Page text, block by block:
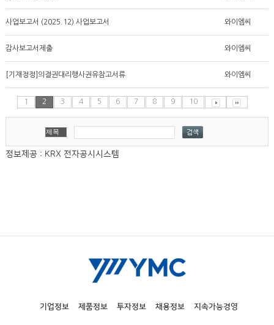
사업보고서 (2025.12) 사업보고서 와이엠씨
감사보고서제출 와이엠씨
[기재정정]의결권대리행사권유참고서류 와이엠씨
1 2 3 4 5 6 7 8 9 10
정보제공 : KRX 전자공시시스템
기업정보 제품정보 투자정보 채용정보 지속가능경영